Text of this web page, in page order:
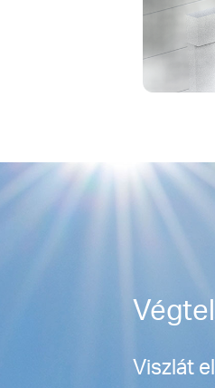
Viszlát